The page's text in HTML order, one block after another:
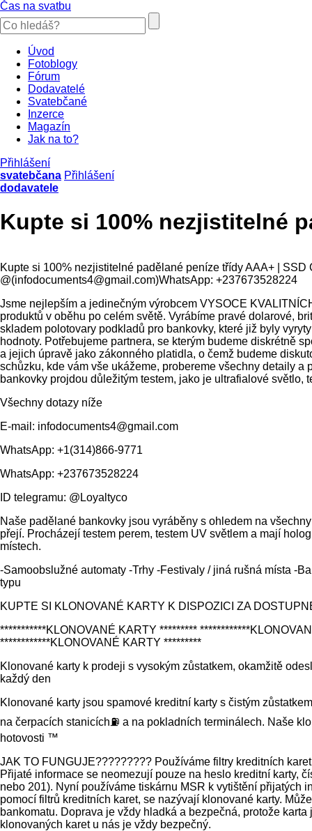
Čas na svatbu
Úvod
Fotoblogy
Fórum
Dodavatelé
Svatebčané
Inzerce
Magazín
Jak na to?
Přihlášení
svatebčana Přihlášení
dodavatele
Kupte si 100% nezjistitelné
Kupte si 100% nezjistitelné padělané peníze třídy AAA+ |
@(infodocuments4@gmail.com)WhatsApp: +237673528224
Jsme nejlepším a jedinečným výrobcem VYSOCE
produktů v oběhu po celém světě. Vyrábíme pravé dolarové,
skladem polotovary podkladů pro bankovky, které již byly
hodnoty. Potřebujeme partnera, se kterým budeme diskrétně
a jejich úpravě jako zákonného platidla, o čemž budeme
schůzku, kde vám vše ukážeme, probereme všechny detaily
bankovky projdou důležitým testem, jako je ultrafialové světlo,
Všechny dotazy níže
E-mail: infodocuments4@gmail.com
WhatsApp: +1(314)866-9771
WhatsApp: +237673528224
ID telegramu: @Loyaltyco
Naše padělané bankovky jsou vyráběny s ohledem na
přejí. Procházejí testem perem, testem UV světlem a mají
místech.
-Samoobslužné automaty -Trhy -Festivaly / jiná rušná místa -
typu
KUPTE SI KLONOVANÉ KARTY K DISPOZICI ZA
***********KLONOVANÉ KARTY *********
************KLONOVANÉ KARTY *********
Klonované karty k prodeji s vysokým zůstatkem, okamžitě
každý den
Klonované karty jsou spamové kreditní karty s čistým
na čerpacích stanicích⛽️ a na pokladních terminálech. Naše
hotovosti ™️
JAK TO FUNGUJE????????? Používáme filtry kreditních
Přijaté informace se neomezují pouze na heslo kreditní karty,
nebo 201). Nyní používáme tiskárnu MSR k vytištění přijatých
pomocí filtrů kreditních karet, se nazývají klonované karty.
bankomatu. Doprava je vždy hladká a bezpečná, protože
klonovaných karet u nás je vždy bezpečný.